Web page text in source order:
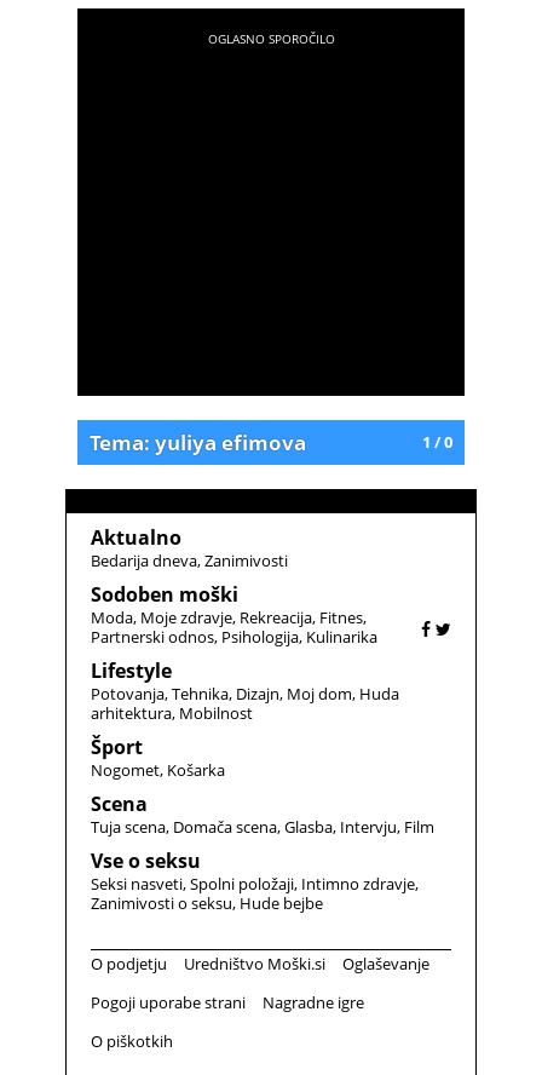
1 / 0
Tema: yuliya efimova
Aktualno
Bedarija dneva Zanimivosti
Sodoben moški
Moda Moje zdravje Rekreacija Fitnes
Partnerski odnos Psihologija Kulinarika
Lifestyle
Potovanja Tehnika Dizajn Moj dom Huda
arhitektura Mobilnost
Šport
Nogomet Košarka
Scena
Tuja scena Domača scena Glasba Intervju Film
Vse o seksu
Seksi nasveti Spolni položaji Intimno zdravje
Zanimivosti o seksu Hude bejbe
O podjetju Uredništvo Moški.si
Oglaševanje
Pogoji uporabe strani
Nagradne igre
O piškotkih